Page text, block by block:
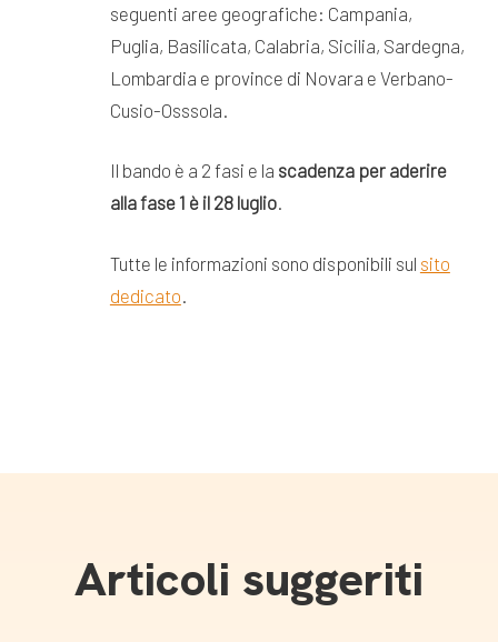
seguenti aree geografiche: Campania,
Puglia, Basilicata, Calabria, Sicilia, Sardegna,
Lombardia e province di Novara e Verbano-
Cusio-Osssola.
Il bando è a 2 fasi e la scadenza per aderire
alla fase 1 è il 28 luglio.
Tutte le informazioni sono disponibili sul sito
dedicato
Articoli suggeriti